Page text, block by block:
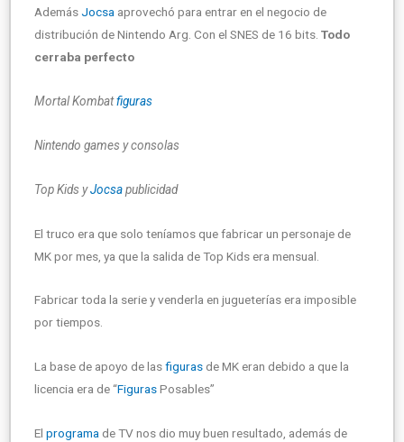
AdemásJocsa aprovechó para entrar en el negocio de
distribución de Nintendo Arg. Con el SNES de 16 bits. Todo
cerraba perfecto
Mortal Kombatfiguras
Nintendo games y consolas
Top Kids yJocsapublicidad
El truco era que solo teníamos que fabricar un personaje de
MK por mes, ya que la salida de Top Kids era mensual.
Fabricar toda la serie y venderla en jugueterías era imposible
por tiempos.
La base de apoyo de lasfigurasde MK eran debido a que la
licencia era de “FigurasPosables”
El programade TV nos dio muy buen resultado, además de